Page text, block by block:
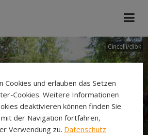
Cincelli/dibk
Cookies und erlauben das Setzen
Cookies. Weitere Informationen
deaktivieren können finden Sie
mit der Navigation fortfahren,
Verwendung zu. Datenschutz